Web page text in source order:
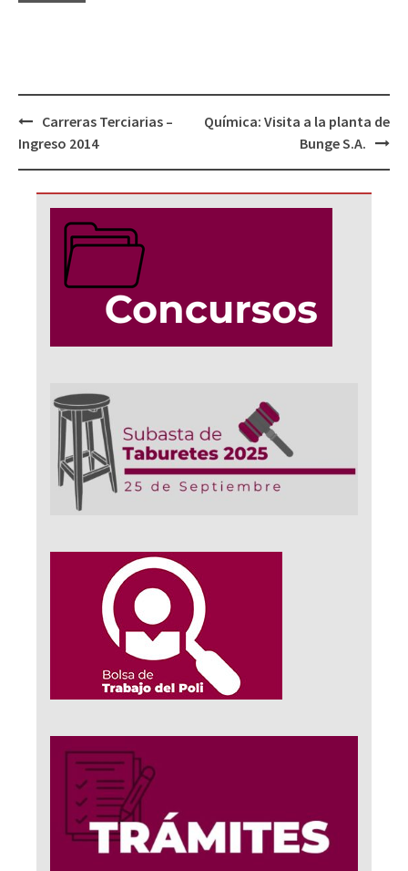
Navegación
de
Carreras Terciarias –
Ingreso 2014
Química: Visita a la planta de
Bunge S.A.